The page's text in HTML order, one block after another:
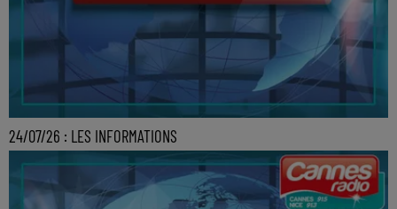
24/07/26 : LES INFORMATIONS